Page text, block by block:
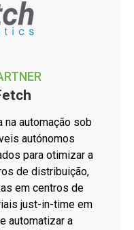
na automação sob
autónomos
para otimizar a
de distribuição,
em centros de
just-in-time em
automatizar a